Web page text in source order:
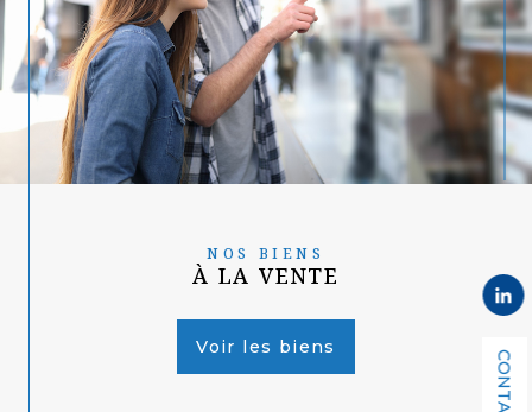
CONTACT
NOS BIENS
À LA VENTE
Voir les biens